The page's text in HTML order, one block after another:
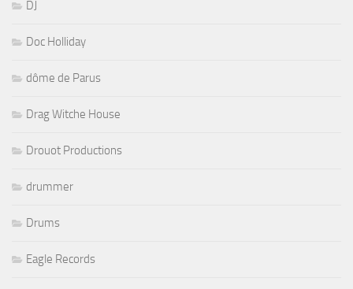
DJ
Doc Holliday
dôme de Parus
Drag Witche House
Drouot Productions
drummer
Drums
Eagle Records